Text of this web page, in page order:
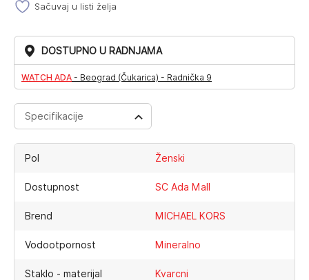
Sačuvaj u listi želja
DOSTUPNO U RADNJAMA
WATCH ADA - Beograd (Čukarica) - Radnička 9
Specifikacije
Pol Ženski
Dostupnost SC Ada Mall
Brend MICHAEL KORS
Vodootpornost Mineralno
Staklo - materijal Kvarcni